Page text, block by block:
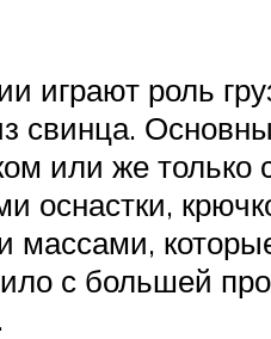
играют роль
свинца.
или же
оснастки,
с большей